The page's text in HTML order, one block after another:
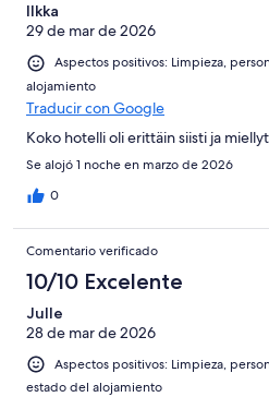
Ilkka
29 de mar de 2026
Aspectos positivos: Limpieza,
alojamiento
Traducir con Google
Koko hotelli oli erittäin siisti ja
Se alojó 1 noche en marzo de 2026
0
Comentario verificado
10/10 Excelente
Julle
28 de mar de 2026
Aspectos positivos: Limpieza,
estado del alojamiento